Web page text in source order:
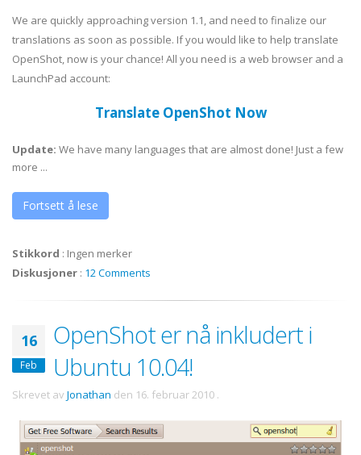
We are quickly approaching version 1.1, and need to finalize our
translations as soon as possible. If you would like to help translate
OpenShot, now is your chance! All you need is a web browser and a
LaunchPad account:
Translate OpenShot Now
Update: We have many languages that are almost done! Just a few
more ...
Fortsett å lese
Stikkord : Ingen merker
Diskusjoner : 12 Comments
16
Feb
OpenShot er nå inkludert i
Ubuntu 10.04!
Skrevet av Jonathan den 16. februar 2010 .